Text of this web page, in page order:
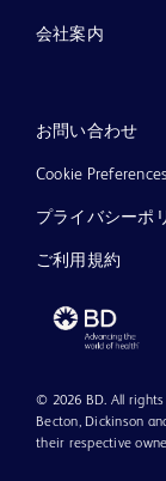
会社案内
お問い合わせ
Cookie Preferences
プライバシーポ
ご利用規約
© 2026 BD. All
Becton, Dickinson
their respective